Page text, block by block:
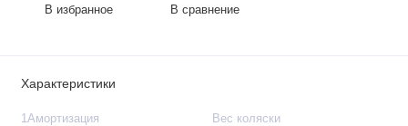
В избранное В сравнение
Характеристики
1Амортизация Вес коляски